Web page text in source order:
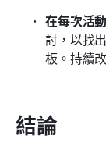
在每次活
討，以找
板。持續
結論